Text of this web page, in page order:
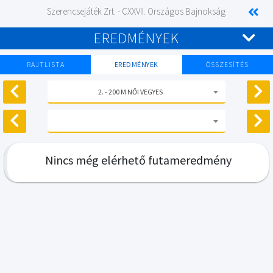
Szerencsejáték Zrt. - CXXVII. Országos Bajnokság
EREDMÉNYEK
RAJTLISTA EREDMÉNYEK ÖSSZESÍTÉS
2. - 200 M NŐI VEGYES
Nincs még elérhető futameredmény